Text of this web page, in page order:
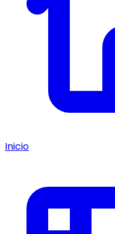
Inicio